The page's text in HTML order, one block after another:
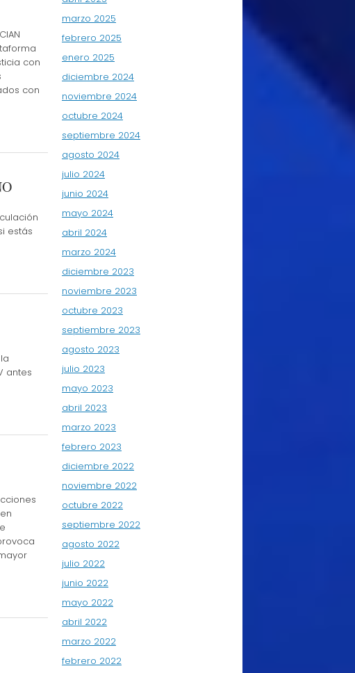
con
con
estás
antes
marzo 2025
febrero 2025
enero 2025
diciembre 2024
noviembre 2024
octubre 2024
septiembre 2024
agosto 2024
julio 2024
junio 2024
mayo 2024
abril 2024
marzo 2024
diciembre 2023
noviembre 2023
octubre 2023
septiembre 2023
agosto 2023
julio 2023
mayo 2023
abril 2023
marzo 2023
febrero 2023
diciembre 2022
noviembre 2022
octubre 2022
septiembre 2022
agosto 2022
julio 2022
junio 2022
mayo 2022
abril 2022
marzo 2022
febrero 2022